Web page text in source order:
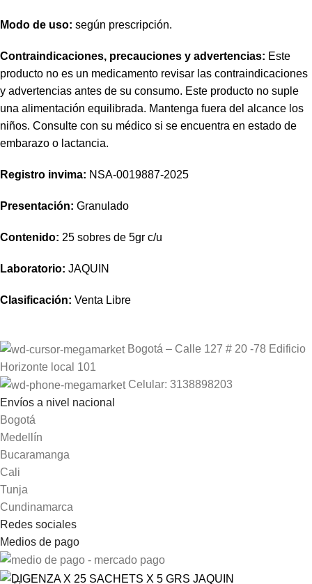
Modo de uso: según prescripción.
Contraindicaciones, precauciones y advertencias: Este
producto no es un medicamento revisar las contraindicaciones
y advertencias antes de su consumo. Este producto no suple
una alimentación equilibrada. Mantenga fuera del alcance los
niños. Consulte con su médico si se encuentra en estado de
embarazo o lactancia.
Registro invima: NSA-0019887-2025
Presentación: Granulado
Contenido: 25 sobres de 5gr c/u
Laboratorio: JAQUIN
Clasificación: Venta Libre
Bogotá – Calle 127 # 20 -78 Edificio
Horizonte local 101
Celular: 3138898203
Envíos a nivel nacional
Bogotá
Medellín
Bucaramanga
Cali
Tunja
Cundinamarca
Redes sociales
Medios de pago